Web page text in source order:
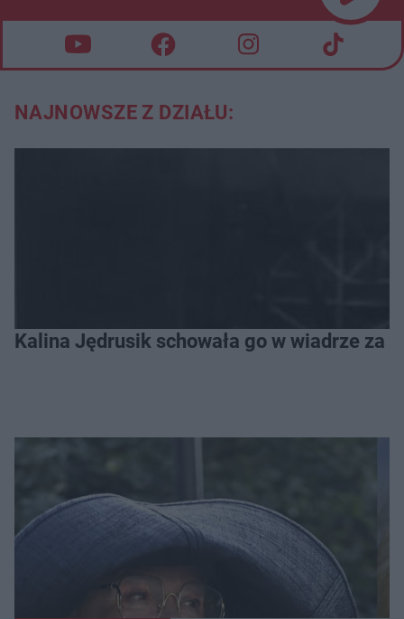
NAJNOWSZE Z DZIAŁU:
Kalina Jędrusik schowała go w wiadrze za